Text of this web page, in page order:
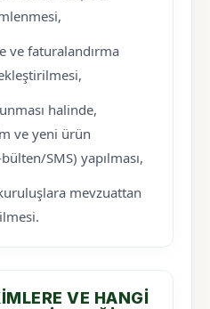
ve faturalandırma
halinde,
ve yeni ürün
SMS) yapılması,
mevzuattan
VE HANGI